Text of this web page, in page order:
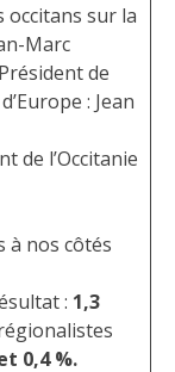
occitans sur la
Marc
de
: Jean
de l’Occitanie
à nos côtés
: 1,3
0,4 %.